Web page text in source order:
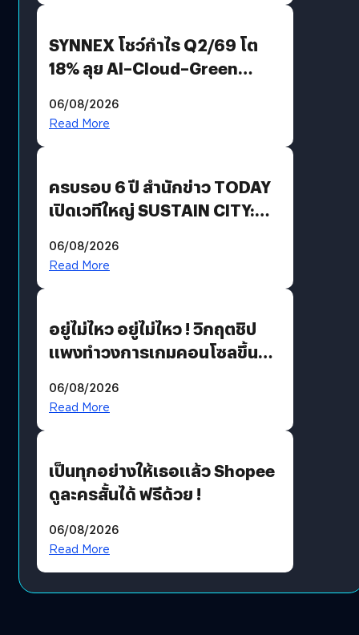
SYNNEX โชว์กำไร Q2/69 โต
18% ลุย AI–Cloud–Green
Revenue เร่งเครื่อง New
06/08/2026
Read More
ครบรอบ 6 ปี สำนักข่าว TODAY
เปิดเวทีใหญ่ SUSTAIN CITY:
แนวทางปรับตัวสู่เศรษฐกิจสี
06/08/2026
Read More
อยู่ไม่ไหว อยู่ไม่ไหว ! วิกฤตชิป
แพงทำวงการเกมคอนโซลขึ้น
?
06/08/2026
Read More
เป็นทุกอย่างให้เธอแล้ว Shopee
ดูละครสั้นได้ ฟรีด้วย !
06/08/2026
Read More